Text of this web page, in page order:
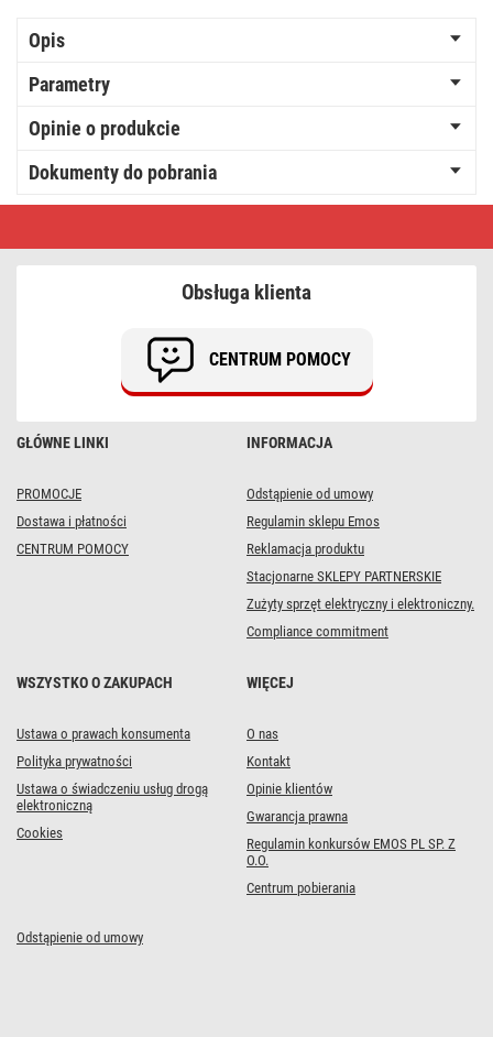
Opis
Parametry
Opinie o produkcie
Dokumenty do pobrania
GŁÓWNE LINKI
PROMOCJE
Dostawa i płatności
CENTRUM POMOCY
INFORMACJA
Odstąpienie od umowy
Regulamin sklepu Emos
Reklamacja produktu
Stacjonarne SKLEPY PARTNERSKIE
Zużyty sprzęt elektryczny i elektroniczny.
Compliance commitment
WSZYSTKO O ZAKUPACH
Ustawa o prawach konsumenta
Polityka prywatności
Ustawa o świadczeniu usług drogą
elektroniczną
Cookies
WIĘCEJ
O nas
Kontakt
Opinie klientów
Gwarancja prawna
Regulamin konkursów EMOS PL SP. Z
O.O.
Centrum pobierania
Odstąpienie od umowy
Obsługa klienta
CENTRUM POMOCY